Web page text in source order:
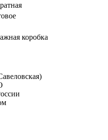
коробка